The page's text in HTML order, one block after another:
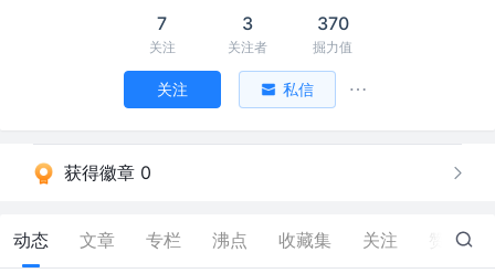
7
关注
3
关注者
370
掘力值
关注 私信
获得徽章 0
动态 文章 专栏 沸点 收藏集 关注 1